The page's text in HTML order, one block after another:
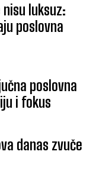
luksuz:
poslovna
poslovna
i fokus
danas zvuče